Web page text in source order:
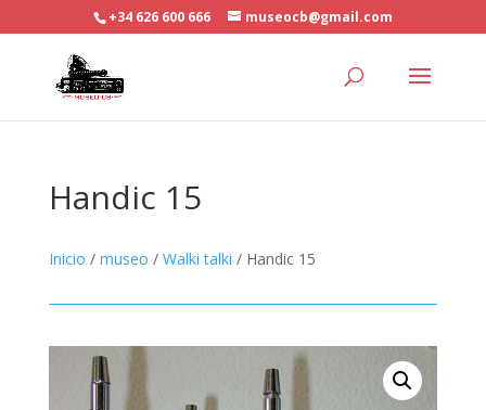
+34 626 600 666 museocb@gmail.com
Handic 15
Inicio / museo / Walki talki / Handic 15